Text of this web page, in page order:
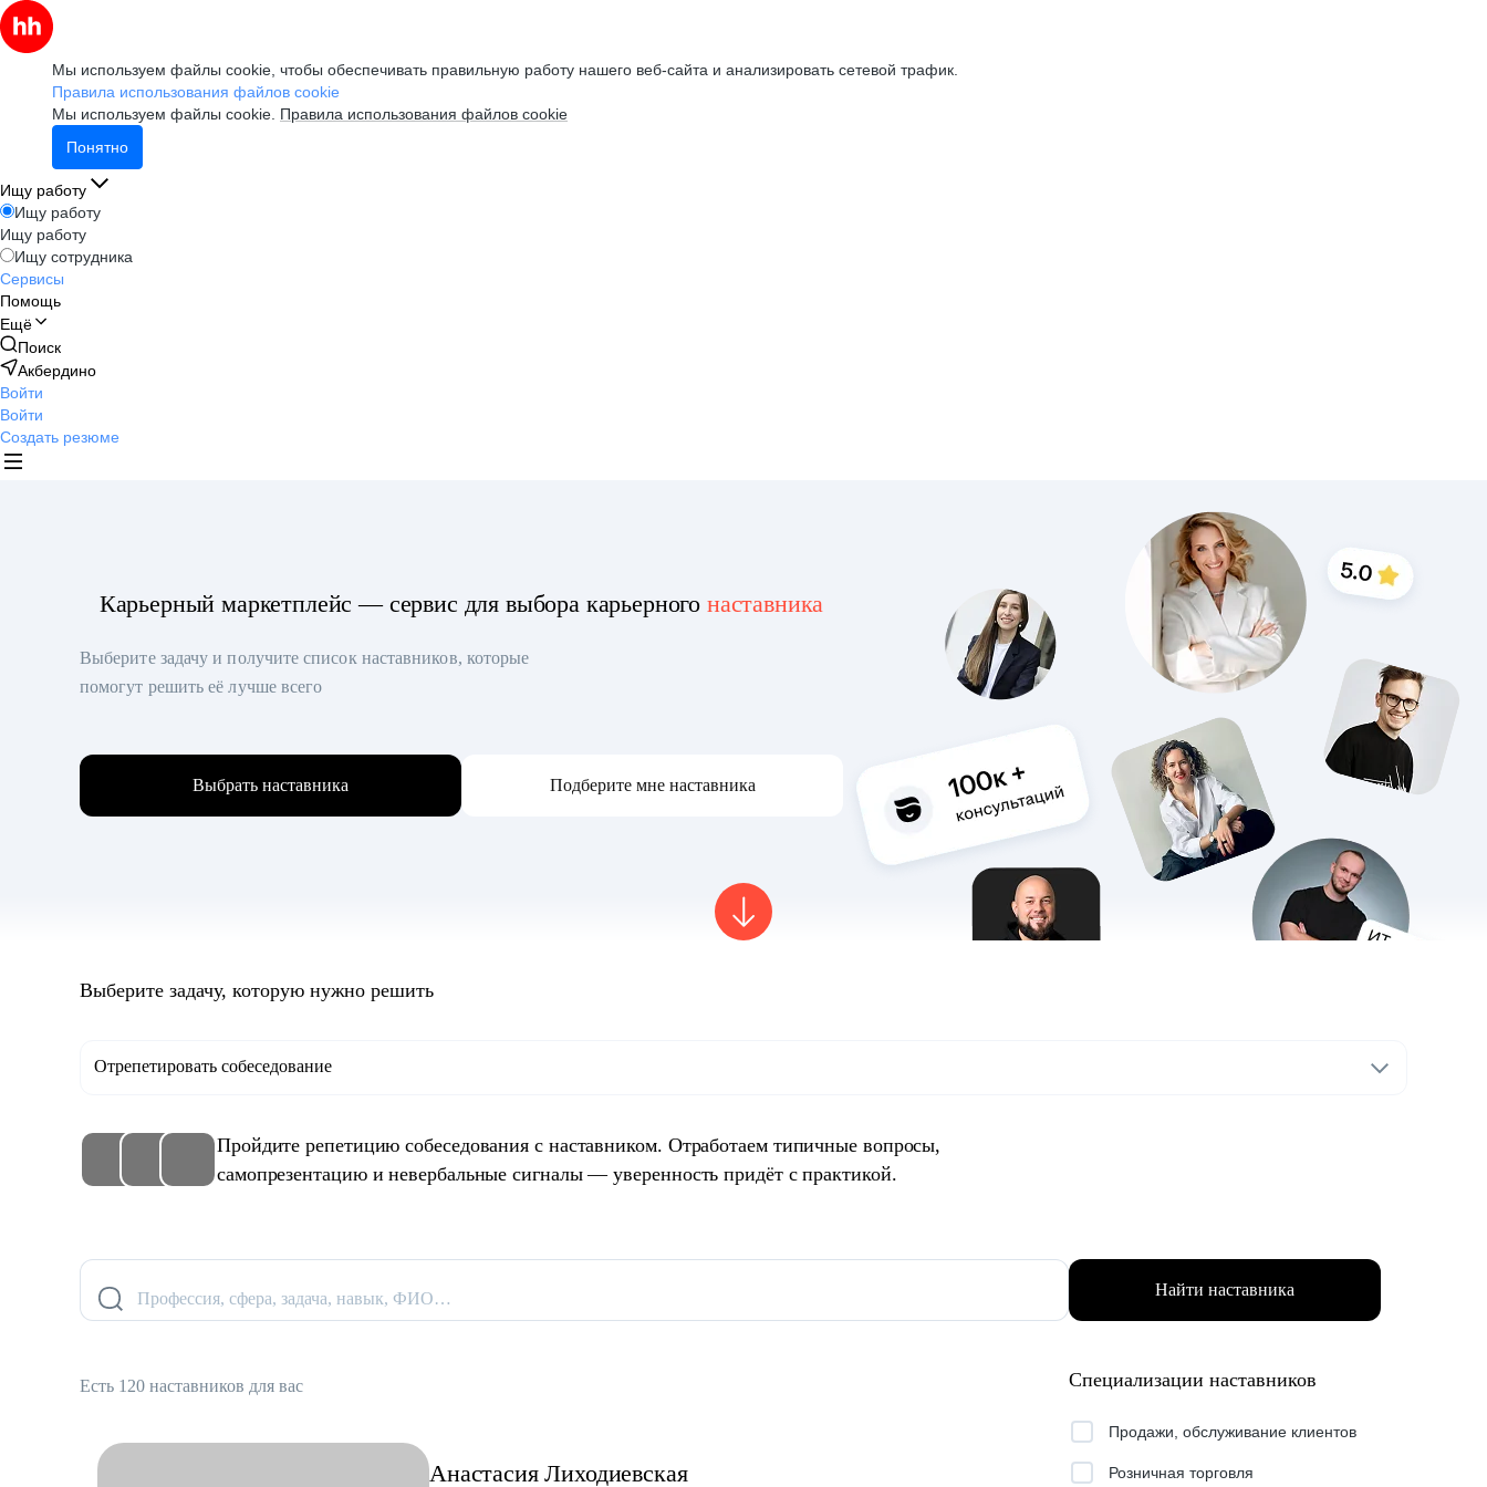
Мы используем файлы cookie, чтобы обеспечивать правильную работу нашего веб-сайта и анализировать сетевой трафик.
Правила использования файлов cookie
Мы используем файлы cookie. Правила использования файлов cookie
Понятно
Ищу работу
Ищу работу
Ищу работу
Ищу сотрудника
Сервисы
Помощь
Ещё
Поиск
Акбердино
Войти
Войти
Создать резюме
Карьерный маркетплейс — сервис для выбора карьерного наставника
Выберите задачу и получите список наставников, которые
помогут решить её лучше всего
Выбрать наставника Подберите мне наставника
Выберите задачу, которую нужно решить
Отрепетировать собеседование
Пройдите репетицию собеседования с наставником. Отработаем типичные вопросы,
самопрезентацию и невербальные сигналы — уверенность придёт с практикой.
Профессия, сфера, задача, навык, ФИО… Найти наставника
Есть 120 наставников для вас
Анастасия Лиходиевская
Специализации наставников
Продажи, обслуживание клиентов
Розничная торговля